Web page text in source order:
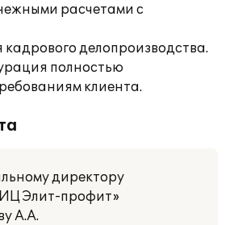
расчетами с
делопроизводства.
полностью
клиента.
директору
Элит-профит»
А.А.